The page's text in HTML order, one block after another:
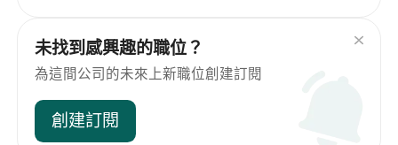
未找到感興趣的職位？
為這間公司的未來上新職位創建訂閱
創建訂閱